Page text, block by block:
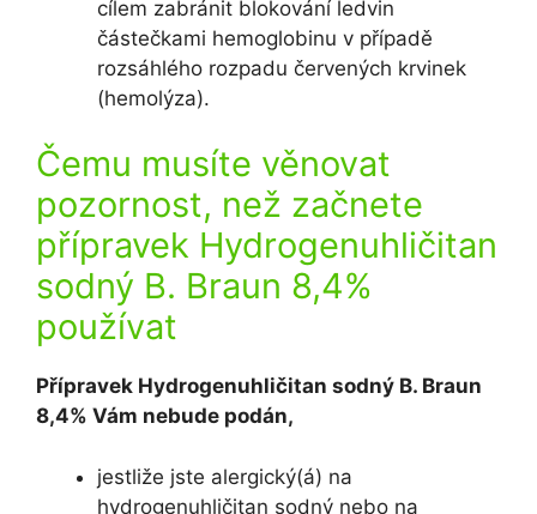
cílem zabránit blokování ledvin
částečkami hemoglobinu v případě
rozsáhlého rozpadu červených krvinek
(hemolýza).
Čemu musíte věnovat
pozornost, než začnete
přípravek Hydrogenuhličitan
sodný B. Braun 8,4%
používat
Přípravek Hydrogenuhličitan sodný B. Braun
8,4% Vám nebude podán,
jestliže jste alergický(á) na
hydrogenuhličitan sodný nebo na